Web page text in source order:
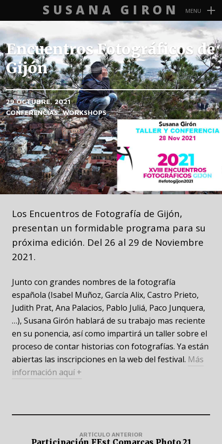
Navegación
Primaria
SUSANA GIRON MENU
Encuentros Fotográficos de
Gijón
29 OCTUBRE, 2021
CONFERENCIAS WORKSHOPS
Los Encuentros de Fotografía de Gijón,
presentan un formidable programa para su
próxima edición. Del 26 al 29 de Noviembre
2021.
Junto con grandes nombres de la fotografía
española (Isabel Muñoz, García Alix, Castro Prieto,
Judith Prat, Ana Palacios, Pablo Juliá, Paco Junquera,
…), Susana Girón hablará de su trabajo mas reciente
en su ponencia, así como impartirá un taller sobre el
proceso de contar historias con fotografías. Ya están
abiertas las inscripciones en la web del festival. Más
información aquí +
ARTÍCULO ANTERIOR
Participación FEst Comarcas Photo 21